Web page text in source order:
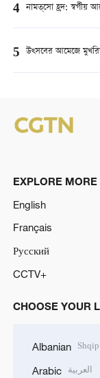
4 নামত্‌সো হ্রদ: স্বর্গীয়
5 উত্সবের আমেজে
EXPLORE MORE
English
Français
Русский
CCTV+
CHOOSE YOUR
Albanian Shqip
Arabic العربية